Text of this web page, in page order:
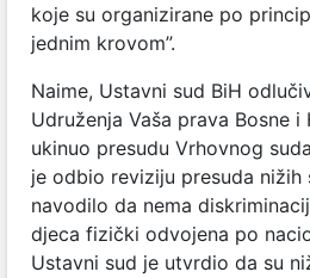
koje su organizirane po
jednim krovom”.
Naime, Ustavni sud BiH
Udruženja Vaša prava Bosne
ukinuo presudu Vrhovnog
je odbio reviziju presuda nižih
navodilo da nema
djeca fizički odvojena po
Ustavni sud je utvrdio da su